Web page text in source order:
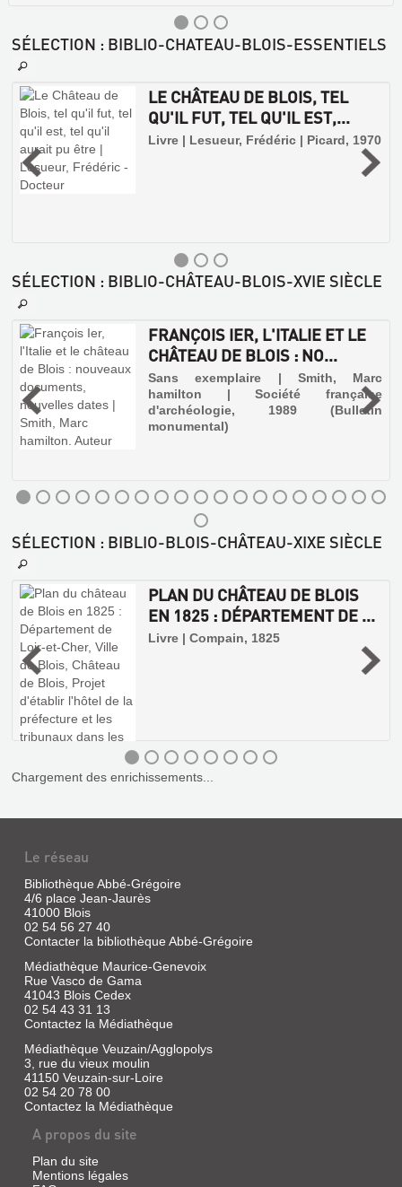
FÉLIX
DUBAN
LES
COULEURS
DE
L'ARCHITECTE
:
ACTES
|
Bruno
|
Maisonneuve
et
Larose,
Ville
de
Blois,
2001
LES
VERSIONS
DE
L'ASSASSINAT
DU
SÉLECTION : BIBLIO-CHATEAU-BLOIS-ESSENTIELS
LE CHÂTEAU DE BLOIS, TEL
QU'IL FUT, TEL QU'IL EST,...
Livre | Lesueur, Frédéric | Picard, 1970
LE
CHÂTEAU
DE
BLOIS,
TEL
QU'IL
FUT,
QU'IL
Lesueur,
|
Picard,
1970
SÉLECTION : BIBLIO-CHÂTEAU-BLOIS-XVIE SIÈCLE
FRANÇOIS IER, L'ITALIE ET LE
CHÂTEAU DE BLOIS : NO...
Sans exemplaire | Smith, Marc
hamilton | Société française
d'archéologie, 1989 (Bulletin
monumental)
FRANÇOIS
L'ITALIE
ET
LE
CHÂTEAU
DE
BLOIS
:
NO...
Sans
exemplaire
|
Smith,
Marc
hamilton
Société
française
d'archéologie,
SÉLECTION : BIBLIO-BLOIS-CHÂTEAU-XIXE SIÈCLE
PLAN DU CHÂTEAU DE BLOIS
EN 1825 : DÉPARTEMENT DE ...
Livre | Compain, 1825
Chargement des enrichissements...
Le réseau
Bibliothèque Abbé-Grégoire
4/6 place Jean-Jaurès
41000 Blois
02 54 56 27 40
Contacter la bibliothèque Abbé-Grégoire
Médiathèque Maurice-Genevoix
Rue Vasco de Gama
41043 Blois Cedex
02 54 43 31 13
Contactez la Médiathèque
Médiathèque Veuzain/Agglopolys
3, rue du vieux moulin
41150 Veuzain-sur-Loire
02 54 20 78 00
Contactez la Médiathèque
A propos du site
Plan du site
Mentions légales